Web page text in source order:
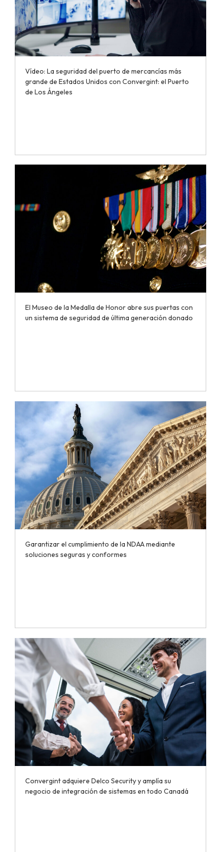
Vídeo: La seguridad del puerto de mercancías más
grande de Estados Unidos con Convergint: el Puerto
de Los Ángeles
El Museo de la Medalla de Honor abre sus puertas con
un sistema de seguridad de última generación donado
Garantizar el cumplimiento de la NDAA mediante
soluciones seguras y conformes
Convergint adquiere Delco Security y amplía su
negocio de integración de sistemas en todo Canadá